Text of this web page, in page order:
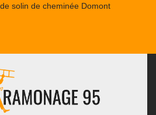
solin de cheminée Domont